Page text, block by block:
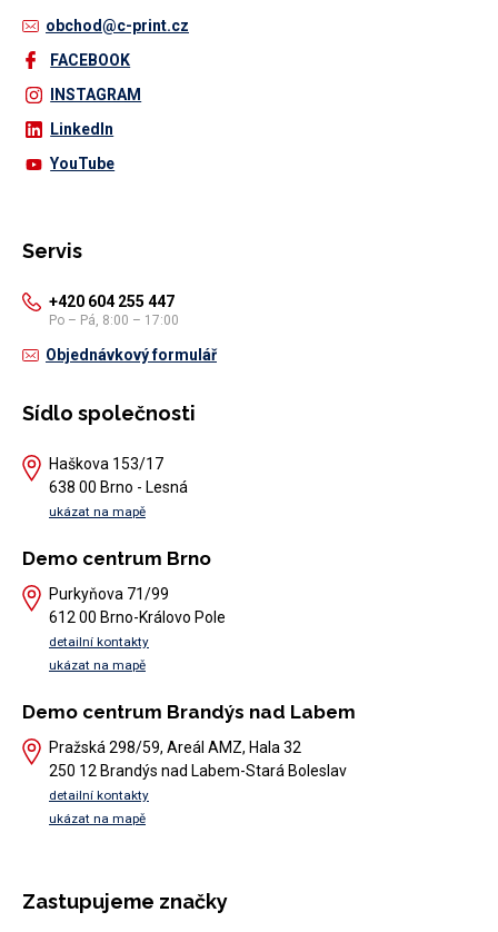
obchod@c-print.cz
FACEBOOK
INSTAGRAM
LinkedIn
YouTube
Servis
+420 604 255 447
Po – Pá, 8:00 – 17:00
Objednávkový formulář
Sídlo společnosti
Haškova 153/17
638 00 Brno - Lesná
ukázat na mapě
Demo centrum Brno
Purkyňova 71/99
612 00 Brno-Královo Pole
detailní kontakty
ukázat na mapě
Demo centrum Brandýs nad Labem
Pražská 298/59, Areál AMZ, Hala 32
250 12 Brandýs nad Labem-Stará Boleslav
detailní kontakty
ukázat na mapě
Zastupujeme značky